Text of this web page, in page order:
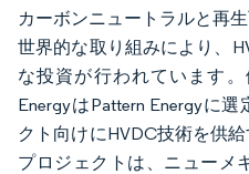
カーボンニュートラルと再
世界的な取り組みにより、
な投資が行われています。
EnergyはPattern Energyに
クト向けにHVDC技術を供
プロジェクトは、ニューメ